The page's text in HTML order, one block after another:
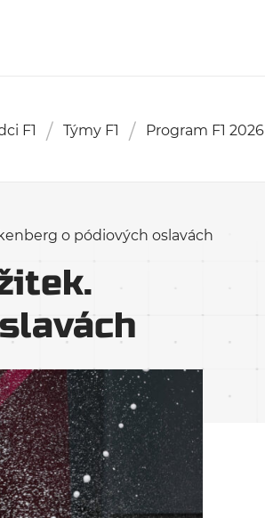
F1 Týmy F1 Program F1 2026
o pódiových oslavách